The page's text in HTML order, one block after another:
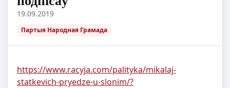
19.09.2019
Партыя Народная Грамада
https://www.racyja.com/palityka/mikalaj-
statkevich-pryedze-u-slonim/?